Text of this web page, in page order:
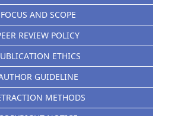
FOCUS AND SCOPE
REVIEW POLICY
ETHICS
GUIDELINE
METHODS